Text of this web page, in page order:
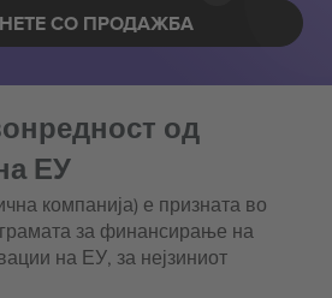
СО ПРОДАЖБА
од
ЕУ
компанија) е призната во
за финансирање на
на ЕУ, за нејзиниот